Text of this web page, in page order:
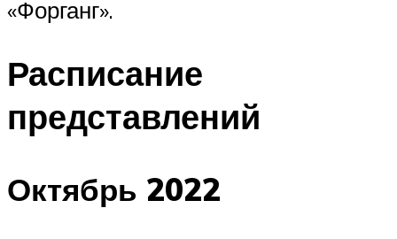
«Форганг».
Расписание
представлений
Октябрь 2022